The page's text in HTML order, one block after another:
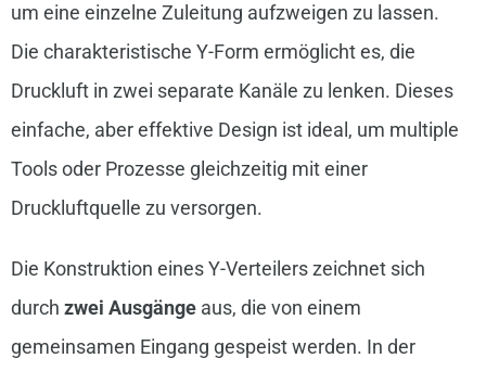
um eine einzelne Zuleitung aufzweigen zu lassen.
Die charakteristische Y-Form ermöglicht es, die
Druckluft in zwei separate Kanäle zu lenken. Dieses
einfache, aber effektive Design ist ideal, um multiple
Tools oder Prozesse gleichzeitig mit einer
Druckluftquelle zu versorgen.
Die Konstruktion eines Y-Verteilers zeichnet sich
durch zwei Ausgängeaus, die von einem
gemeinsamen Eingang gespeist werden. In der